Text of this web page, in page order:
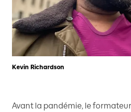
Kevin Richardson
Avant la pandémie, le